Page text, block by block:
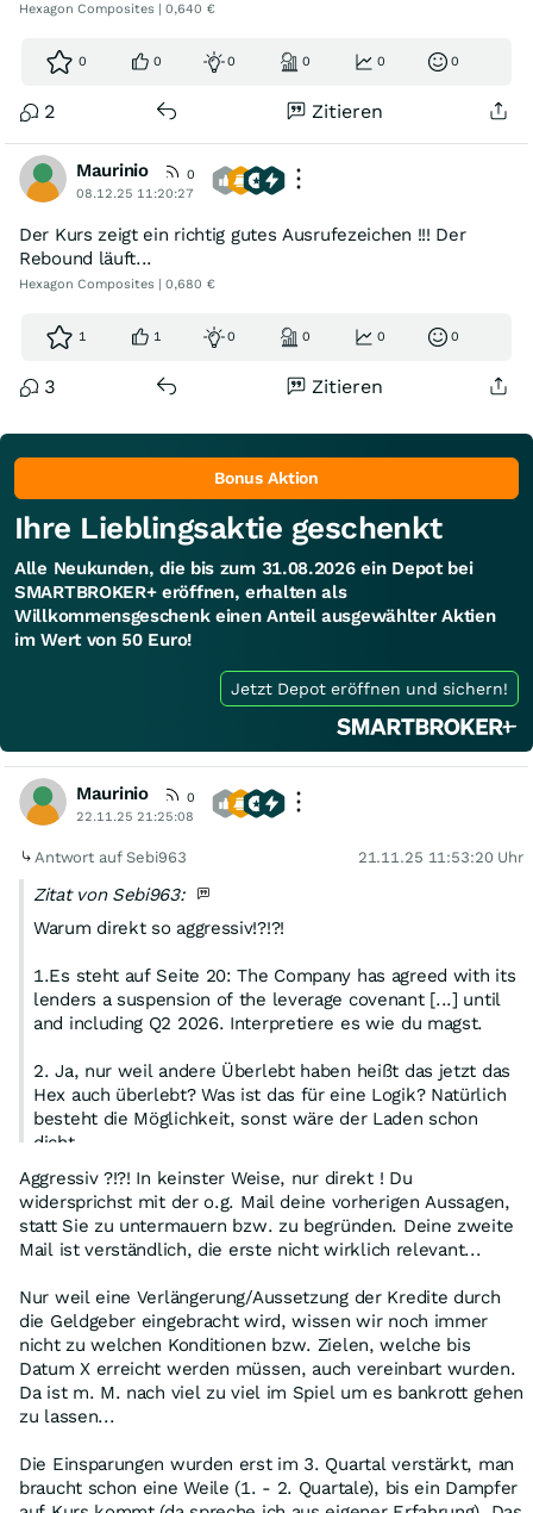
Hexagon Composites | 0,640 €
0 0 0 0 0 0
2 Zitieren
Maurinio
0
08.12.25 11:20:27
Der Kurs zeigt ein richtig gutes Ausrufezeichen !!! Der
Rebound läuft...
Hexagon Composites | 0,680 €
1 1 0 0 0 0
3 Zitieren
Bonus Aktion
Ihre Lieblingsaktie geschenkt
Alle Neukunden, die bis zum 31.08.2026 ein Depot bei
SMARTBROKER+ eröffnen, erhalten als
Willkommensgeschenk einen Anteil ausgewählter Aktien
im Wert von 50 Euro!
Jetzt Depot eröffnen und sichern!
Maurinio
0
22.11.25 21:25:08
Antwort auf Sebi963 21.11.25 11:53:20 Uhr
Zitat von Sebi963:
Warum direkt so aggressiv!?!?!
1.Es steht auf Seite 20: The Company has agreed with its
lenders a suspension of the leverage covenant [...] until
and including Q2 2026. Interpretiere es wie du magst.
2. Ja, nur weil andere Überlebt haben heißt das jetzt das
Hex auch überlebt? Was ist das für eine Logik? Natürlich
besteht die Möglichkeit, sonst wäre der Laden schon
dicht.
3. KapErhöhung geht schon noch. DA hab ich mich falsch
ausgedrückt. Nur macht sie absolut keinen Sinn wie du
auch schon schreibst
4. Ich bin leider auch noch investiert und hoffe auch
weiterhin auf den Umschwung. Wird alles schön geredet
aber die Einsparungen haben in den letzen Monaten nicht
viel gebracht und jetzt sollen sie in den LETZTEN 6
Monaten greifen? Ich wünsche uns allen viel Glück
Aggressiv ?!?! In keinster Weise, nur direkt ! Du
widersprichst mit der o.g. Mail deine vorherigen Aussagen,
statt Sie zu untermauern bzw. zu begründen. Deine zweite
Mail ist verständlich, die erste nicht wirklich relevant...
Nur weil eine Verlängerung/Aussetzung der Kredite durch
die Geldgeber eingebracht wird, wissen wir noch immer
nicht zu welchen Konditionen bzw. Zielen, welche bis
Datum X erreicht werden müssen, auch vereinbart wurden.
Da ist m. M. nach viel zu viel im Spiel um es bankrott gehen
zu lassen...
Die Einsparungen wurden erst im 3. Quartal verstärkt, man
braucht schon eine Weile (1. - 2. Quartale), bis ein Dampfer